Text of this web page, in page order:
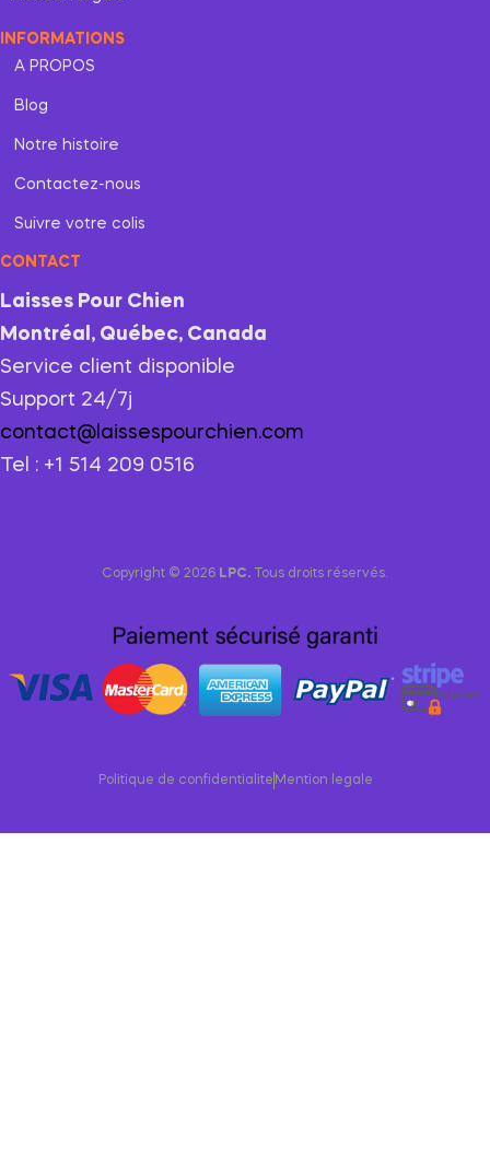
INFORMATIONS
A PROPOS
Blog
Notre histoire
Contactez-nous
Suivre votre colis
CONTACT
Laisses Pour Chien
Montréal, Québec, Canada
Service client disponible
Support 24/7j
contact@laissespourchien.com
Tel : +1 514 209 0516
Copyright © 2026 LPC. Tous droits réservés.
Politique de confidentialite Mention legale